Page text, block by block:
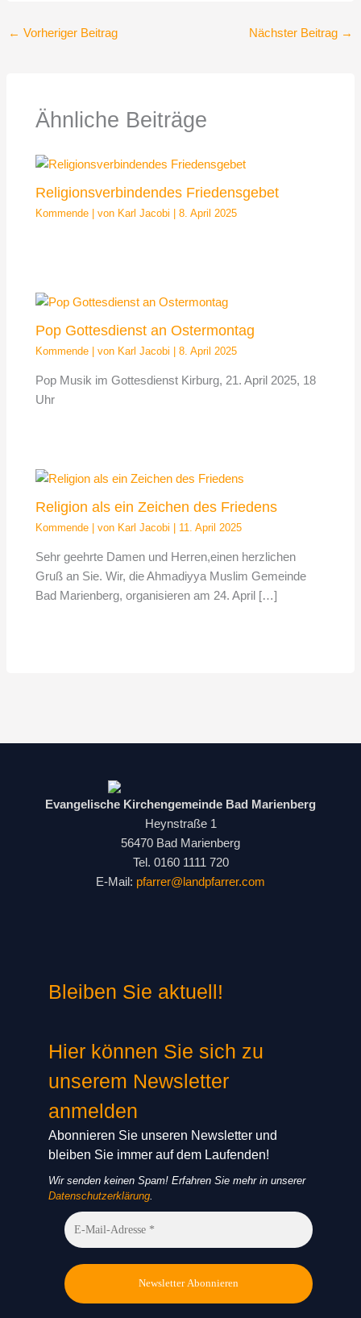
← Vorheriger Beitrag Nächster Beitrag →
Ähnliche Beiträge
Religionsverbindendes Friedensgebet
Kommende | von Karl Jacobi |8. April 2025
Pop Gottesdienst an Ostermontag
Kommende | von Karl Jacobi |8. April 2025
Pop Musik im Gottesdienst Kirburg, 21. April 2025, 18
Uhr
Religion als ein Zeichen des Friedens
Kommende | von Karl Jacobi | 11. April 2025
Sehr geehrte Damen und Herren,einen herzlichen
Gruß an Sie. Wir, die Ahmadiyya Muslim Gemeinde
Bad Marienberg, organisieren am 24. April […]
Evangelische Kirchengemeinde Bad Marienberg
Heynstraße 1
56470 Bad Marienberg
Tel. 0160 1111 720
E-Mail: pfarrer@landpfarrer.com
Bleiben Sie aktuell!
Hier können Sie sich zu
unserem Newsletter
anmelden
Abonnieren Sie unseren Newsletter und
bleiben Sie immer auf dem Laufenden!
Wir senden keinen Spam! Erfahren Sie mehr in unserer
Datenschutzerklärung.